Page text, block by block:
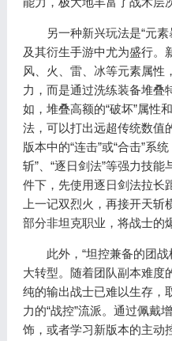
另一种新兴玩法是“元素
及其衍生手游中尤为盛行。
风、火、雷、冰等元素属性
力，而是通过洗练装备堆叠
如，堆叠高额的“破坏”属性
法，可以打出远超传统数值
版本中的“连击”或“合击”系
斩”、“逐日剑法”等强力技
件下，先使用逐日剑法拉长
上一记双烈火，再接开天
部分非坦克职业，将战士的
此外，“坦控兼备的团战
大转型。随着团队副本难度
纯的输出战士已难以生存，
力的“战控”流派。通过佩戴
饰，或者学习新版本的主动